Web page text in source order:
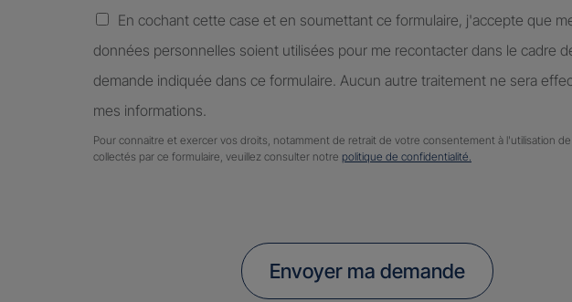
En cochant cette case et en soumettant ce formulaire, j'accepte que
données personnelles soient utilisées pour me recontacter dans le cadre
demande indiquée dans ce formulaire. Aucun autre traitement ne sera
mes informations.
Pour connaitre et exercer vos droits, notamment de retrait de votre consentement à l'utilisation
collectés par ce formulaire, veuillez consulter notre politique de confidentialité.
Envoyer ma demande